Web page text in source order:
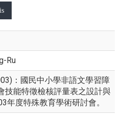
Ru
：國民中小學非語文學習障
技能特徵檢核評量表之設計與
年度特殊教育學術研討會。